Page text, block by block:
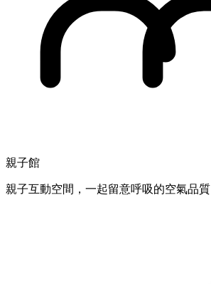
親子館
親子互動空間，一起留意呼吸的空氣品質